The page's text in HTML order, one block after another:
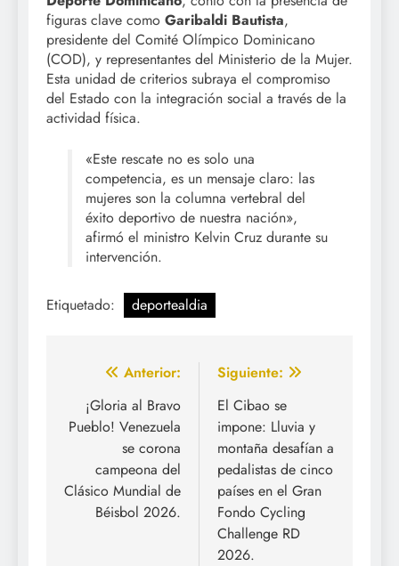
figuras clave como Garibaldi Bautista,
presidente del Comité Olímpico Dominicano
(COD), y representantes del Ministerio de la Mujer.
Esta unidad de criterios subraya el compromiso
del Estado con la integración social a través de la
actividad física.
«Este rescate no es solo una
competencia, es un mensaje claro: las
mujeres son la columna vertebral del
éxito deportivo de nuestra nación»,
afirmó el ministro Kelvin Cruz durante su
intervención.
Etiquetado: deportealdia
Navegación
de
entradas
Anterior:
¡Gloria al Bravo
Pueblo! Venezuela
se corona
campeona del
Clásico Mundial de
Béisbol 2026.
Siguiente:
El Cibao se
impone: Lluvia y
montaña desafían a
pedalistas de cinco
países en el Gran
Fondo Cycling
Challenge RD
2026.